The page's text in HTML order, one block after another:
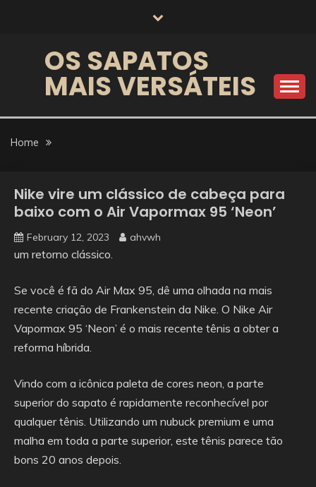
OS SAPATOS
MAIS VERSÁTEIS
Home
Nike vire um clássico de cabeça para
baixo com o Air Vapormax 95 ‘Neon’
February 12, 2023 ahvwh
um retorno clássico.
Se você é fã do Air Max 95, dê uma olhada na mais
recente criação de Frankenstein da Nike. O Nike Air
Vapormax 95 ‘Neon’ é o mais recente tênis a obter a
reforma híbrida.
Vindo com a icônica paleta de cores neon, a parte
superior do sapato é rapidamente reconhecível por
qualquer tênis. Utilizando um nubuck premium e uma
malha em toda a parte superior, este tênis parece tão
bons 20 anos depois.